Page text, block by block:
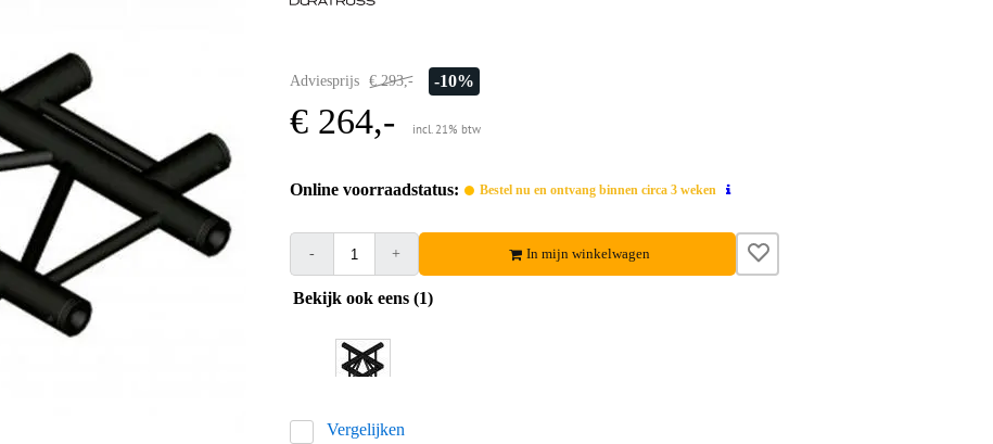
Adviesprijs € 293,- -10%
€ 264,- incl. 21% btw
Online voorraadstatus: Bestel nu en ontvang binnen circa 3 weken
- + In mijn winkelwagen
Bekijk ook eens (1)
Vergelijken